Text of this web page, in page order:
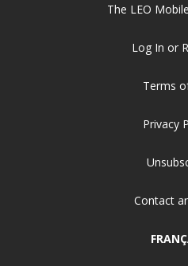
The LEO
Log In or
Terms
Privacy
Contact